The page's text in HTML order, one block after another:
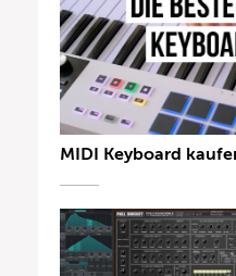
MIDI Keyboard